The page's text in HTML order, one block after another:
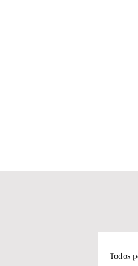
Todos